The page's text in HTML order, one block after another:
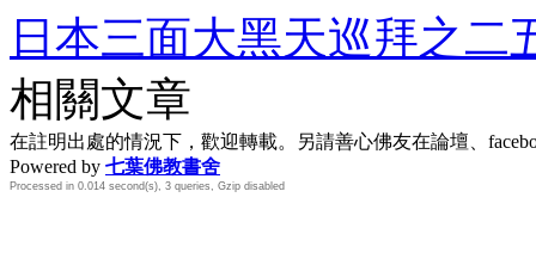
日本三面大黑天巡拜之二
相關文章
在註明出處的情況下，歡迎轉載。另請善心佛友在論壇、
Powered by 七葉佛教書舍
Processed in 0.014 second(s), 3 queries, Gzip disabled